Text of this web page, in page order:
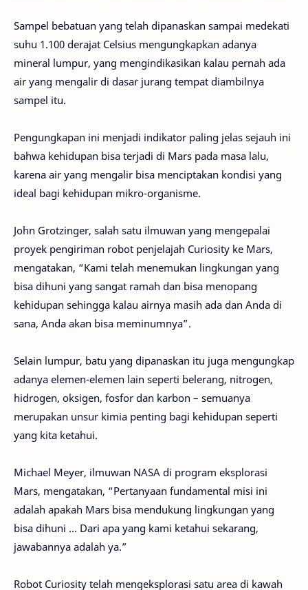
Sampel bebatuan yang telah dipanaskan sampai medekati
suhu 1.100 derajat Celsius mengungkapkan adanya
mineral lumpur, yang mengindikasikan kalau pernah ada
air yang mengalir di dasar jurang tempat diambilnya
sampel itu.
Pengungkapan ini menjadi indikator paling jelas sejauh ini
bahwa kehidupan bisa terjadi di Mars pada masa lalu,
karena air yang mengalir bisa menciptakan kondisi yang
ideal bagi kehidupan mikro-organisme.
John Grotzinger, salah satu ilmuwan yang mengepalai
proyek pengiriman robot penjelajah Curiosity ke Mars,
mengatakan, “Kami telah menemukan lingkungan yang
bisa dihuni yang sangat ramah dan bisa menopang
kehidupan sehingga kalau airnya masih ada dan Anda di
sana, Anda akan bisa meminumnya”.
Selain lumpur, batu yang dipanaskan itu juga mengungkap
adanya elemen-elemen lain seperti belerang, nitrogen,
hidrogen, oksigen, fosfor dan karbon – semuanya
merupakan unsur kimia penting bagi kehidupan seperti
yang kita ketahui.
Michael Meyer, ilmuwan NASA di program eksplorasi
Mars, mengatakan, “Pertanyaan fundamental misi ini
adalah apakah Mars bisa mendukung lingkungan yang
bisa dihuni … Dari apa yang kami ketahui sekarang,
jawabannya adalah ya.”
Robot Curiosity telah mengeksplorasi satu area di kawah